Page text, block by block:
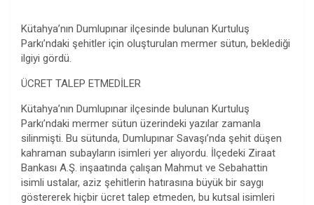
Kütahya’nın Dumlupınar ilçesinde bulunan Kurtuluş
Parkı’ndaki şehitler için oluşturulan mermer sütun, beklediği
ilgiyi gördü.
ÜCRET TALEP ETMEDİLER
Kütahya’nın Dumlupınar ilçesinde bulunan Kurtuluş
Parkı’ndaki mermer sütun üzerindeki yazılar zamanla
silinmişti. Bu sütunda, Dumlupınar Savaşı’nda şehit düşen
kahraman subayların isimleri yer alıyordu. İlçedeki Ziraat
Bankası A.Ş. inşaatında çalışan Mahmut ve Sebahattin
isimli ustalar, aziz şehitlerin hatırasına büyük bir saygı
göstererek hiçbir ücret talep etmeden, bu kutsal isimleri